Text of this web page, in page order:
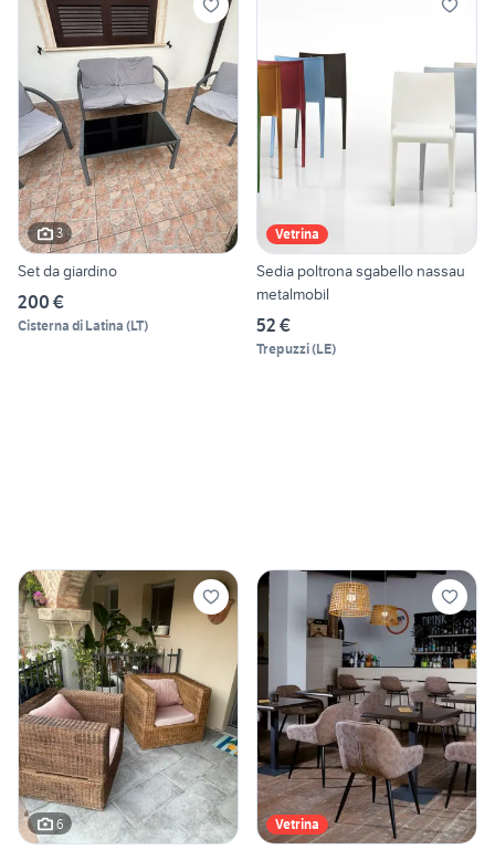
3
Set da giardino
200 €
Cisterna di Latina (LT)
Vetrina
Sedia poltrona sgabello nassau
metalmobil
52 €
Trepuzzi(LE)
6 Vetrina